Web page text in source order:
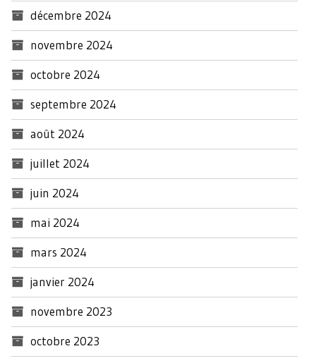
décembre 2024
novembre 2024
octobre 2024
septembre 2024
août 2024
juillet 2024
juin 2024
mai 2024
mars 2024
janvier 2024
novembre 2023
octobre 2023